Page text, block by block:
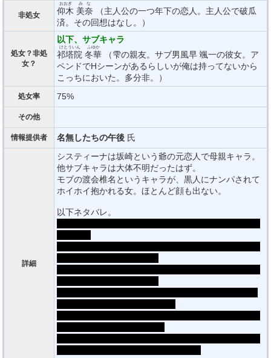
非処女 仰木
おおぎ
美奈
みな
（主人公の一つ年下の恋人。主人公で破瓜
済。その回想はなし。）
処女？非処
女？
以下、サブキャラ
祁塔院
けとういん
冬華
ふゆか
（雫の親友。サブ男風早 颯一の彼女。ア
ペンドでHシーンがあるらしいが俺は持ってないから
こっちにおいた。多分非。）
処女率 75%
その他
情報提供者 名無したちの午後 氏
詳細
システィーナは坂崎という爺の元恋人で母親キャラ。
他サブキャラは大体不明だったはず。
モブの渡会椎名というキャラが、黒人にナンパされて
ホイホイ抱かれる女。ほとんど顔も出ない。
以下ネタバレ。